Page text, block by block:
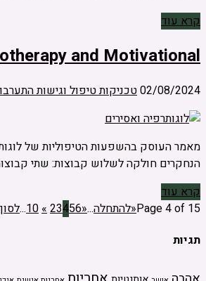
קרא עוד
and Motivational
02/08/2024טכניקות טיפול וגישות
הנחקרים חולקה לשלוש קבוצות: שתי קבוצות ניסוי-
קרא עוד
Page 4 of 15«להתחלה...
«
23456
»
10
...
תגיות